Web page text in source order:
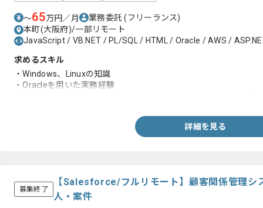
〜65万円／月 業務委託(フリーランス)
本町(大阪府)/一部リモート
JavaScript / VB.NET / PL/SQL / HTML / Oracle / AWS /
求めるスキル
・Windows、Linuxの知識
・Oracleを用いた実務経験
詳細を見る
募集終了
【Salesforce/フルリモート】顧客関係管理シ
人・案件